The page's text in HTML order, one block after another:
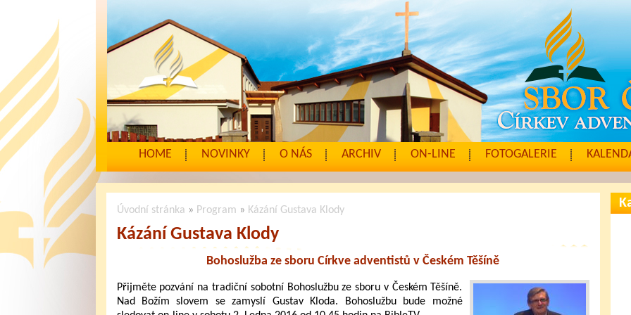
HOME NOVINKY O NÁS ARCHIV ON-LINE FOTOGALERIE
Úvodní stránka » Program » Kázání Gustava Klody
Kázání Gustava Klody
Bohoslužba ze sboru Církve adventistů v Českém Těšíně
Přijměte pozvání na tradiční sobotní Bohoslužbu ze sboru v Českém Těšíně.
Nad Božím slovem se zamyslí Gustav Kloda. Bohoslužbu bude možné